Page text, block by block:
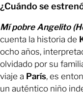
¿Cuándo se
Mí pobre Angelito
cuenta la historia de
ocho años,
olvidado por su
viaje a París, es
un auténtico niño